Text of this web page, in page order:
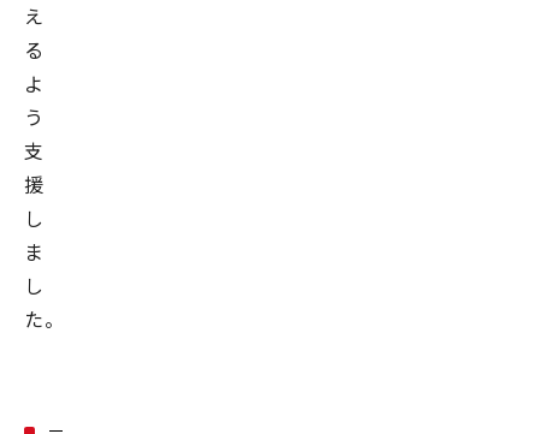
え
る
よ
う
支
援
し
ま
し
た。